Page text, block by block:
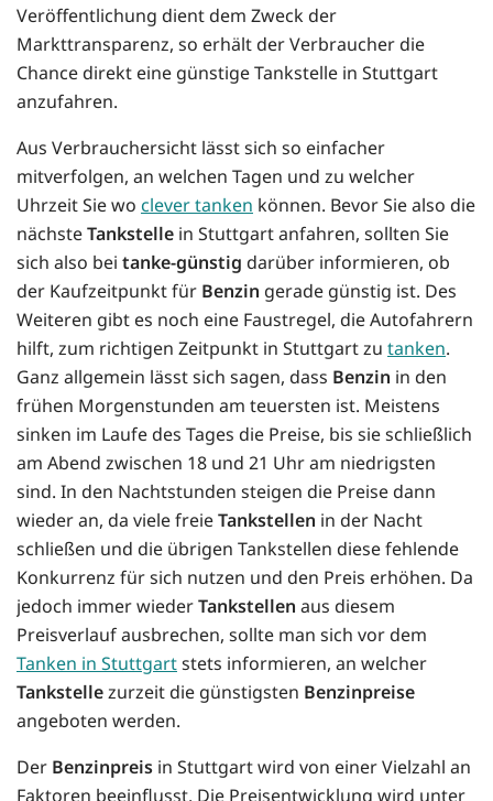
Veröffentlichung dient dem Zweck der
Markttransparenz, so erhält der Verbraucher die
Chance direkt eine günstige Tankstelle in Stuttgart
anzufahren.
Aus Verbrauchersicht lässt sich so einfacher
mitverfolgen, an welchen Tagen und zu welcher
Uhrzeit Sie wo clever tanken können. Bevor Sie also die
nächsteTankstelle in Stuttgart anfahren, sollten Sie
sich also bei tanke-günstig darüber informieren, ob
der Kaufzeitpunkt für Benzin gerade günstig ist. Des
Weiteren gibt es noch eine Faustregel, die Autofahrern
hilft, zum richtigen Zeitpunkt in Stuttgart zu tanken.
Ganz allgemein lässt sich sagen, dass Benzin in den
frühen Morgenstunden am teuersten ist. Meistens
sinken im Laufe des Tages die Preise, bis sie schließlich
am Abend zwischen 18 und 21 Uhr am niedrigsten
sind. In den Nachtstunden steigen die Preise dann
wieder an, da viele freieTankstellen in der Nacht
schließen und die übrigen Tankstellen diese fehlende
Konkurrenz für sich nutzen und den Preis erhöhen. Da
jedoch immer wiederTankstellen aus diesem
Preisverlauf ausbrechen, sollte man sich vor dem
Tanken in Stuttgartstets informieren, an welcher
Tankstellezurzeit die günstigsten Benzinpreise
angeboten werden.
Der Benzinpreis in Stuttgart wird von einer Vielzahl an
Faktoren beeinflusst. Die Preisentwicklung wird unter